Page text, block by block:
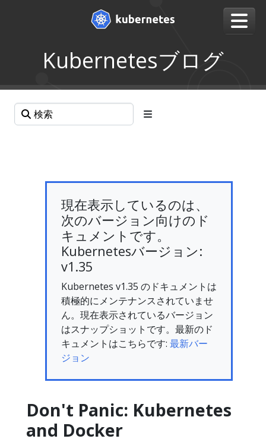
Kubernetesブログ
現在表示しているのは、
次のバージョン向けのド
キュメントです。
Kubernetesバージョン:
v1.35
Kubernetes v1.35 のドキュメントは
積極的にメンテナンスされていませ
ん。現在表示されているバージョン
はスナップショットです。最新のド
キュメントはこちらです: 最新バー
ジョン
Don't Panic: Kubernetes
and Docker